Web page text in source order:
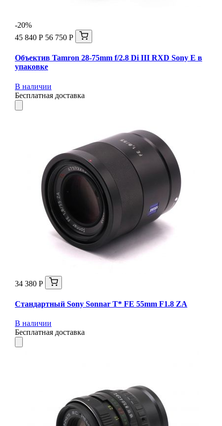
-20%
45 840 Р 56 750 Р
Объектив Tamron 28-75mm f/2.8 Di III RXD Sony E в
упаковке
В наличии
Бесплатная доставка
34 380 Р
Стандартный Sony Sonnar T* FE 55mm F1.8 ZA
В наличии
Бесплатная доставка